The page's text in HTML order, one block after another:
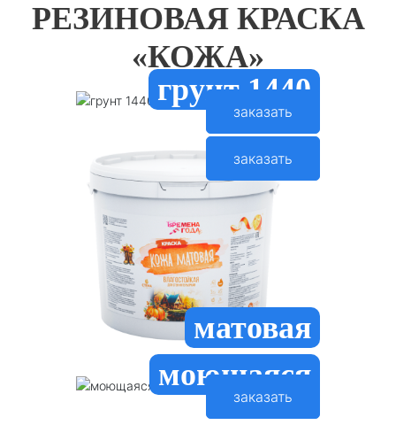
РЕЗИНОВАЯ КРАСКА
«КОЖА»
грунт 1440
заказать
матовая
заказать
моющаяся
заказать